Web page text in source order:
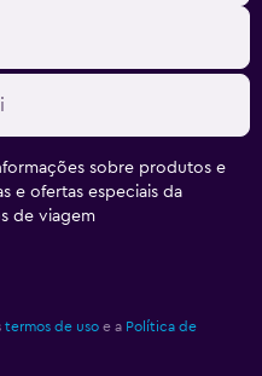
sobre produtos e
e ofertas especiais da
de viagem
termos de uso e a Política de